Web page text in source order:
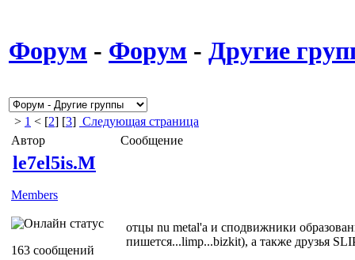
Форум - Форум - Другие
> 1 < [2] [3] Следующая страница
Автор
Сообщение
le7el5is.M
Members
163 сообщений
отцы nu metal'а и сподвижники
пишется...limp...bizkit), а также друзья